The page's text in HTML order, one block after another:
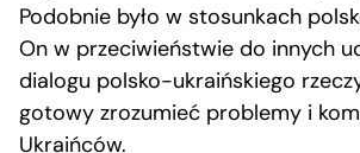
Podobnie było w stosunkach
On w przeciwieństwie do innych
dialogu polsko-ukraińskiego
gotowy zrozumieć problemy i
Ukraińców.